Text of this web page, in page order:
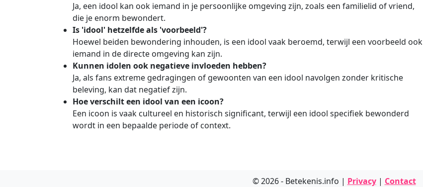
Ja, een idool kan ook iemand in je persoonlijke omgeving zijn, zoals een familielid of vriend,
die je enorm bewondert.
Is 'idool' hetzelfde als 'voorbeeld'?
Hoewel beiden bewondering inhouden, is een idool vaak beroemd, terwijl een voorbeeld ook
iemand in de directe omgeving kan zijn.
Kunnen idolen ook negatieve invloeden hebben?
Ja, als fans extreme gedragingen of gewoonten van een idool navolgen zonder kritische
beleving, kan dat negatief zijn.
Hoe verschilt een idool van een icoon?
Een icoon is vaak cultureel en historisch significant, terwijl een idool specifiek bewonderd
wordt in een bepaalde periode of context.
© 2026 - Betekenis.info | Privacy| Contact